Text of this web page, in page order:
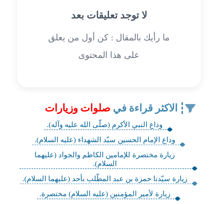
لا توجد تعليقات بعد
ما رأيك بالمقال : كن أول من يعلق
على هذا المحتوى
الاكثر قراءة في صلوات وزيارات
وداع النبي الأكرم (صلّى الله عليه وآله).
وداع الإمام الحسين سيّد الشهداء (عليه السلام).
زيارة مختصرة للإمامين الكاظم والجواد (عليهما
السلام).
زيارة سيّدنا حمزة بن عبد المطّلب بأحد (عليهما السلام).
زيارة لأمير المؤمنين (عليه السلام) مختصرة.